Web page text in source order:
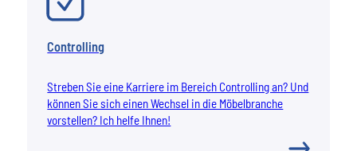
Controlling
Streben Sie eine Karriere im Bereich Controlling an? Und
können Sie sich einen Wechsel in die Möbelbranche
vorstellen? Ich helfe Ihnen!